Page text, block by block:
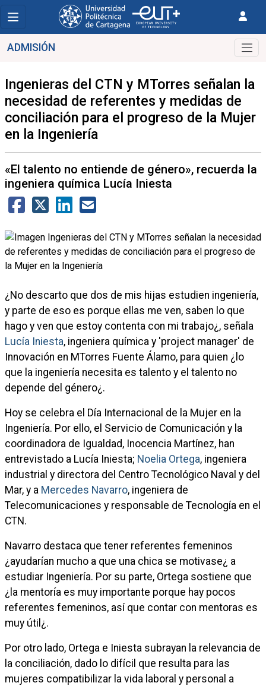
ADMISIÓN
Ingenieras del CTN y MTorres señalan la
necesidad de referentes y medidas de
conciliación para el progreso de la Mujer
en la Ingeniería
«El talento no entiende de género», recuerda la
ingeniera química Lucía Iniesta
¿No descarto que dos de mis hijas estudien ingeniería,
y parte de eso es porque ellas me ven, saben lo que
hago y ven que estoy contenta con mi trabajo¿, señala
Lucía Iniesta, ingeniera química y 'project manager' de
Innovación en MTorres Fuente Álamo, para quien ¿lo
que la ingeniería necesita es talento y el talento no
depende del género¿.
Hoy se celebra el Día Internacional de la Mujer en la
Ingeniería. Por ello, el Servicio de Comunicación y la
coordinadora de Igualdad, Inocencia Martínez, han
entrevistado a Lucía Iniesta; Noelia Ortega, ingeniera
industrial y directora del Centro Tecnológico Naval y del
Mar, y a Mercedes Navarro, ingeniera de
Telecomunicaciones y responsable de Tecnología en el
CTN.
Navarro destaca que tener referentes femeninos
¿ayudarían mucho a que una chica se motivase¿ a
estudiar Ingeniería. Por su parte, Ortega sostiene que
¿la mentoría es muy importante porque hay pocos
referentes femeninos, así que contar con mentoras es
muy útil¿.
Por otro lado, Ortega e Iniesta subrayan la relevancia de
la conciliación, dado lo difícil que resulta para las
mujeres compatibilizar la vida laboral y personal a